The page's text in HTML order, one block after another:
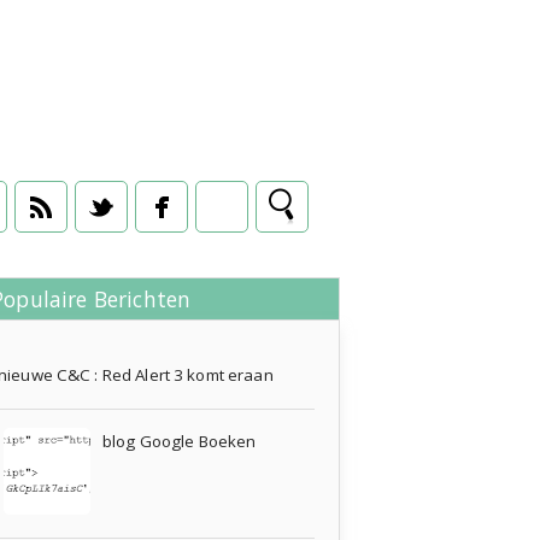
Berichten
C&C : Red Alert 3 komt eraan
blog Google Boeken